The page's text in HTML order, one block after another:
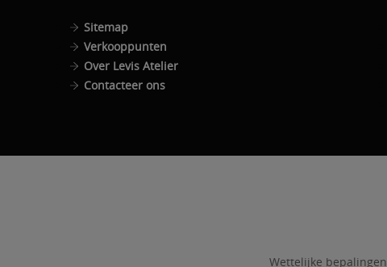
Sitemap
Verkooppunten
Over Levis Atelier
Contacteer ons
Wettelijke bepalingen